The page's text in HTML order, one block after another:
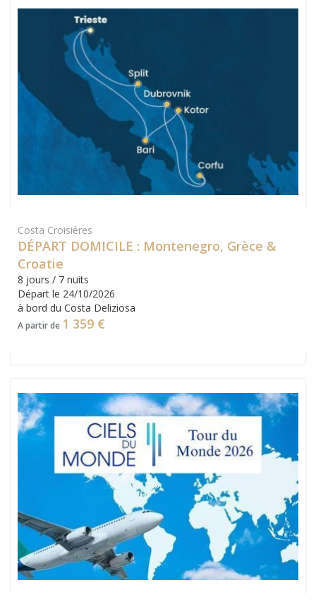
Costa Croisières
DÉPART DOMICILE : Montenegro, Grèce &
Croatie
8 jours / 7 nuits
Départ le 24/10/2026
à bord du Costa Deliziosa
A partir de 1 359 €